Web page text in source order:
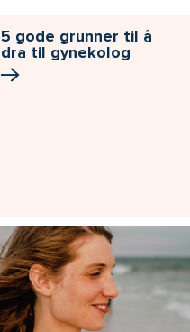
5 gode grunner til å
dra til gynekolog